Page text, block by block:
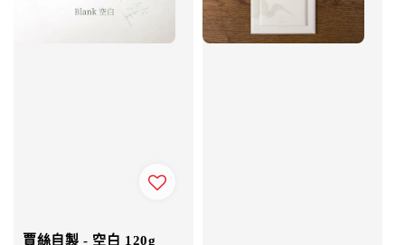
賈絲自製 - 空白 120g